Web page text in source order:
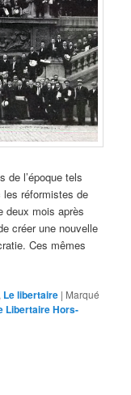
de l’époque tels
réformistes de
deux mois après
créer une nouvelle
Ces mêmes
Le libertaire | Marqué
Libertaire Hors-